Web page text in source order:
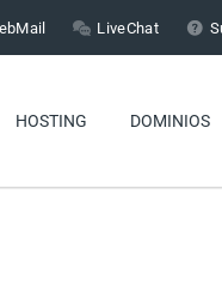
LiveChat
HOSTING DOMINIOS